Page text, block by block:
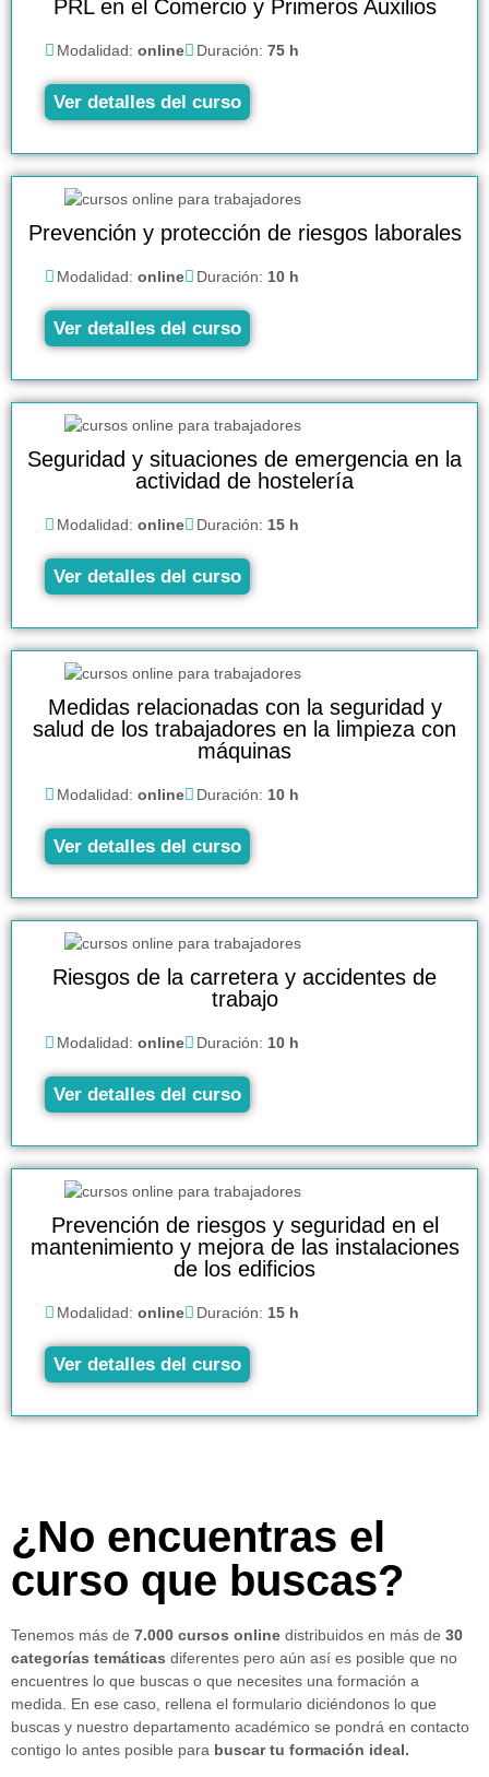
PRL en el Comercio y Primeros Auxilios
Modalidad: online Duración: 75 h
Ver detalles del curso
Prevención y protección de riesgos laborales
Modalidad: online Duración: 10 h
Ver detalles del curso
Seguridad y situaciones de emergencia en la
actividad de hostelería
Modalidad: online Duración: 15 h
Ver detalles del curso
Medidas relacionadas con la seguridad y
salud de los trabajadores en la limpieza con
máquinas
Modalidad: online Duración: 10 h
Ver detalles del curso
Riesgos de la carretera y accidentes de
trabajo
Modalidad: online Duración: 10 h
Ver detalles del curso
Prevención de riesgos y seguridad en el
mantenimiento y mejora de las instalaciones
de los edificios
Modalidad: online Duración: 15 h
Ver detalles del curso
¿No encuentras el
curso que buscas?
Tenemos más de 7.000 cursos online distribuidos en más de 30
categorías temáticas diferentes pero aún así es posible que no
encuentres lo que buscas o que necesites una formación a
medida. En ese caso, rellena el formulario diciéndonos lo que
buscas y nuestro departamento académico se pondrá en contacto
contigo lo antes posible para buscar tu formación ideal.